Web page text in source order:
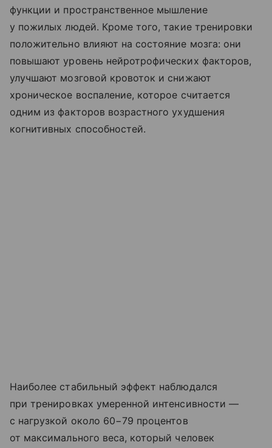
функции и пространственное мышление
у пожилых людей. Кроме того, такие тренировки
положительно влияют на состояние мозга: они
повышают уровень нейротрофических факторов,
улучшают мозговой кровоток и снижают
хроническое воспаление, которое считается
одним из факторов возрастного ухудшения
когнитивных способностей.
Наиболее стабильный эффект наблюдался
при тренировках умеренной интенсивности —
с нагрузкой около 60−79 процентов
от максимального веса, который человек